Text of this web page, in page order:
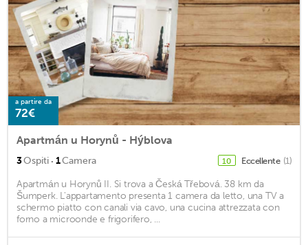
a partire da
72€
Apartmán u Horynů - Hýblova
3Ospiti · 1Camera 10 Eccellente (1)
Apartmán u Horynů II. Si trova a Česká Třebová. 38 km da
Šumperk. L'appartamento presenta 1 camera da letto, una TV a
schermo piatto con canali via cavo, una cucina attrezzata con
forno a microonde e frigorifero, ...